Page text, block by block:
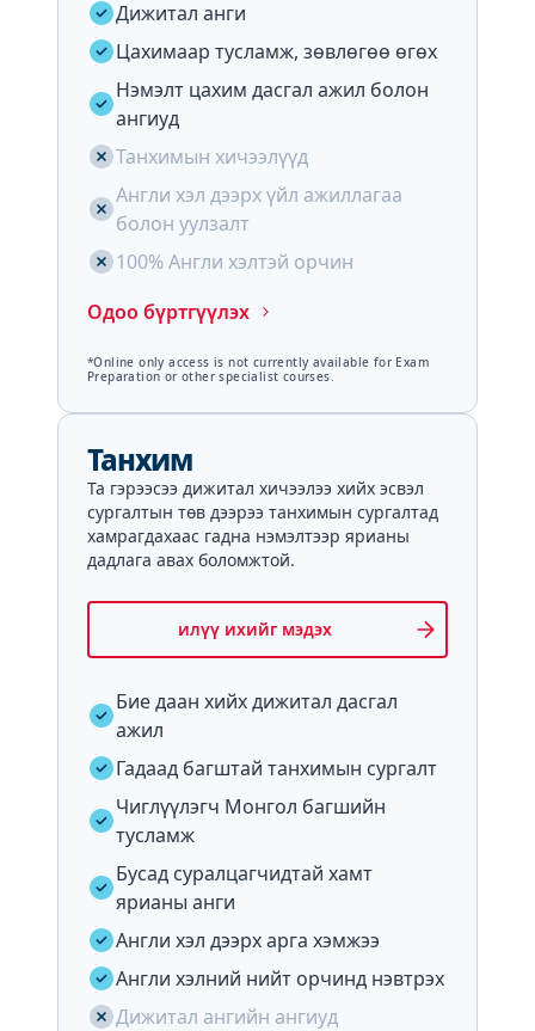
Дижитал анги
Цахимаар тусламж, зөвлөгөө өгөх
Нэмэлт цахим дасгал ажил болон
ангиуд
Танхимын хичээлүүд
Англи хэл дээрх үйл ажиллагаа
болон уулзалт
100% Англи хэлтэй орчин
Одоо бүртгүүлэх
*Online only access is not currently available for Exam
Preparation or other specialist courses.
Танхим
Та гэрээсээ дижитал хичээлээ хийх эсвэл
сургалтын төв дээрээ танхимын сургалтад
хамрагдахаас гадна нэмэлтээр ярианы
дадлага авах боломжтой.
илүү ихийг мэдэх
Бие даан хийх дижитал дасгал
ажил
Гадаад багштай танхимын сургалт
Чиглүүлэгч Монгол багшийн
тусламж
Бусад суралцагчидтай хамт
ярианы анги
Англи хэл дээрх арга хэмжээ
Англи хэлний нийт орчинд нэвтрэх
Дижитал ангийн ангиуд